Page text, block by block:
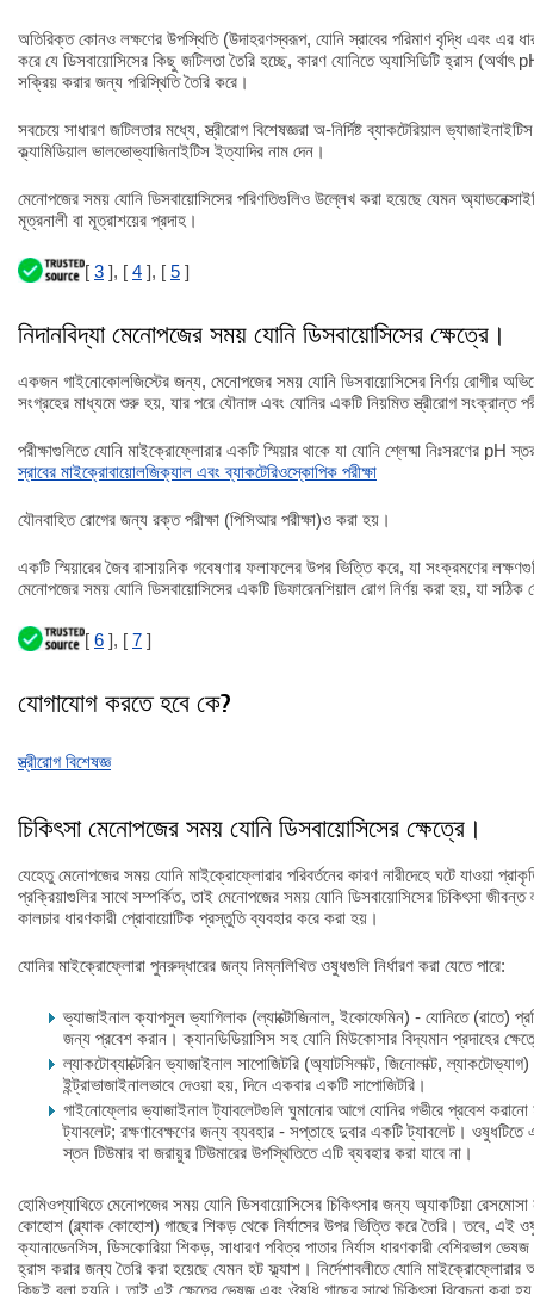
অতিরিক্ত কোনও লক্ষণের উপস্থিতি (উদাহরণস্বরূপ, যোনি স্রাবের পরিমাণ বৃদ্ধি এবং এর
করে যে ডিসবায়োসিসের কিছু জটিলতা তৈরি হচ্ছে, কারণ যোনিতে অ্যাসিডিটি হ্রাস (অর্থাৎ
সক্রিয় করার জন্য পরিস্থিতি তৈরি করে।
সবচেয়ে সাধারণ জটিলতার মধ্যে, স্ত্রীরোগ বিশেষজ্ঞরা অ-নির্দিষ্ট ব্যাকটেরিয়াল
ক্ল্যামিডিয়াল ভালভোভ্যাজিনাইটিস ইত্যাদির নাম দেন।
মেনোপজের সময় যোনি ডিসবায়োসিসের পরিণতিগুলিও উল্লেখ করা হয়েছে যেমন
মূত্রনালী বা মূত্রাশয়ের প্রদাহ।
[ 3 ], [ 4 ], [ 5 ]
নিদানবিদ্যা মেনোপজের সময় যোনি ডিসবায়োসিসের ক্ষেত্রে।
একজন গাইনোকোলজিস্টের জন্য, মেনোপজের সময় যোনি ডিসবায়োসিসের নির্ণয় রোগীর
সংগ্রহের মাধ্যমে শুরু হয়, যার পরে যৌনাঙ্গ এবং যোনির একটি নিয়মিত স্ত্রীরোগ সংক্রান্ত
পরীক্ষাগুলিতে যোনি মাইক্রোফ্লোরার একটি স্মিয়ার থাকে যা যোনি শ্লেষ্মা নিঃসরণের pH
স্রাবের মাইক্রোবায়োলজিক্যাল এবং ব্যাকটেরিওস্কোপিক পরীক্ষা
যৌনবাহিত রোগের জন্য রক্ত পরীক্ষা (পিসিআর পরীক্ষা)ও করা হয়।
একটি স্মিয়ারের জৈব রাসায়নিক গবেষণার ফলাফলের উপর ভিত্তি করে, যা সংক্রমণের
মেনোপজের সময় যোনি ডিসবায়োসিসের একটি ডিফারেনশিয়াল রোগ নির্ণয় করা হয়, যা সঠিক
[ 6 ], [ 7 ]
যোগাযোগ করতে হবে কে?
স্ত্রীরোগ বিশেষজ্ঞ
চিকিৎসা মেনোপজের সময় যোনি ডিসবায়োসিসের ক্ষেত্রে।
যেহেতু মেনোপজের সময় যোনি মাইক্রোফ্লোরার পরিবর্তনের কারণ নারীদেহে ঘটে যাওয়া
প্রক্রিয়াগুলির সাথে সম্পর্কিত, তাই মেনোপজের সময় যোনি ডিসবায়োসিসের চিকিৎসা
কালচার ধারণকারী প্রোবায়োটিক প্রস্তুতি ব্যবহার করে করা হয়।
যোনির মাইক্রোফ্লোরা পুনরুদ্ধারের জন্য নিম্নলিখিত ওষুধগুলি নির্ধারণ করা যেতে পারে:
ভ্যাজাইনাল ক্যাপসুল ভ্যাগিলাক (ল্যাক্টোজিনাল, ইকোফেমিন) - যোনিতে (রাতে)
জন্য প্রবেশ করান। ক্যানডিডিয়াসিস সহ যোনি মিউকোসার বিদ্যমান প্রদাহের
ল্যাকটোব্যাক্টেরিন ভ্যাজাইনাল সাপোজিটরি (অ্যাটসিলাক্ট, জিনোলাক্ট, ল্যাকটোভ্যাগ)
ইন্ট্রাভাজাইনালভাবে দেওয়া হয়, দিনে একবার একটি সাপোজিটরি।
গাইনোফ্লোর ভ্যাজাইনাল ট্যাবলেটগুলি ঘুমানোর আগে যোনির গভীরে প্রবেশ
ট্যাবলেট; রক্ষণাবেক্ষণের জন্য ব্যবহার - সপ্তাহে দুবার একটি ট্যাবলেট।
স্তন টিউমার বা জরায়ুর টিউমারের উপস্থিতিতে এটি ব্যবহার করা যাবে না।
হোমিওপ্যাথিতে মেনোপজের সময় যোনি ডিসবায়োসিসের চিকিৎসার জন্য অ্যাকটিয়া
কোহোশ (ব্ল্যাক কোহোশ) গাছের শিকড় থেকে নির্যাসের উপর ভিত্তি করে তৈরি। তবে, এই
ক্যানাডেনসিস, ডিসকোরিয়া শিকড়, সাধারণ পবিত্র পাতার নির্যাস ধারণকারী বেশিরভাগ
হ্রাস করার জন্য তৈরি করা হয়েছে যেমন হট ফ্ল্যাশ। নির্দেশাবলীতে যোনি
কিছুই বলা হয়নি। তাই এই ক্ষেত্রে ভেষজ এবং ঔষধি গাছের সাথে চিকিৎসা বিবেচনা করা